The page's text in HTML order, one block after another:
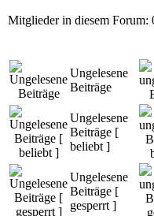
Mitglieder in diesem Forum:
Ungelesene
Beiträge
Ungelesene
Beiträge [
beliebt ]
Ungelesene
Beiträge [
gesperrt ]